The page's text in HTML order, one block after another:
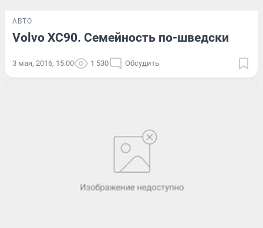
АВТО
Volvo XC90. Семейность по-шведски
3 мая, 2016, 15:00 1 530 Обсудить